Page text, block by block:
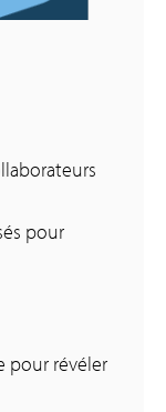
pour
pour révéler